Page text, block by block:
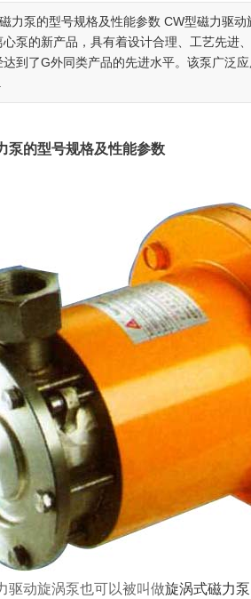
力泵的型号规格及性能参数 CW型磁力驱
泵的新产品，具有着设计合理、工艺先进
到了G外同类产品的先进水平。该泵广泛
的型号规格及性能参数
动旋涡泵也可以被叫做旋涡式磁力泵